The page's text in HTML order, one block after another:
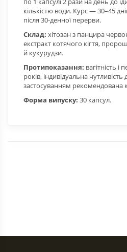
кількістю води. Курс — 30–45
після 30-денної перерви.
Склад: хітозан з панцира
екстракт котячого кігтя,
й кукурудзи.
Протипоказання: вагітність і
років, індивідуальна
застосуванням рекомендована
Форма випуску: 30 капсул.